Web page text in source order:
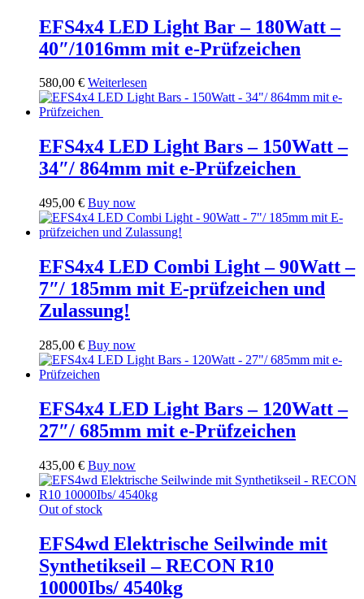
EFS4x4 LED Light Bar – 180Watt –
40″/1016mm mit e-Prüfzeichen
580,00 € Weiterlesen
EFS4x4 LED Light Bars – 150Watt –
34″/ 864mm mit e-Prüfzeichen
495,00 € Buy now
EFS4x4 LED Combi Light – 90Watt –
7″/ 185mm mit E-prüfzeichen und
Zulassung!
285,00 € Buy now
EFS4x4 LED Light Bars – 120Watt –
27″/ 685mm mit e-Prüfzeichen
435,00 € Buy now
Out of stock
EFS4wd Elektrische Seilwinde mit
Synthetikseil – RECON R10
10000Ibs/ 4540kg